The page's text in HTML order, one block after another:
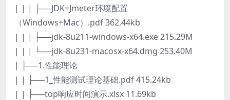
| | | ├──JDK+Jmeter环境配置
（Windows+Mac）.pdf 362.44kb
| | | ├──jdk-8u211-windows-x64.exe 215.29M
| | | └──jdk-8u231-macosx-x64.dmg 253.40M
| ├──1.性能理论
| | ├──1_性能测试理论基础.pdf 415.24kb
| | ├──top响应时间演示.xlsx 11.69kb